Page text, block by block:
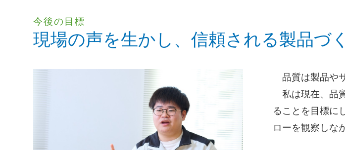
今後の目標
現場の声を生かし、信頼される製品づ
品質は製品や
私は現在、品
ることを目標に
ローを観察しな